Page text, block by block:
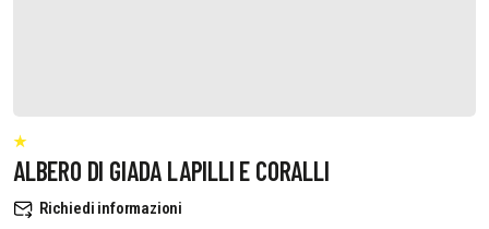
ALBERO DI GIADA LAPILLI E CORALLI
Richiedi informazioni